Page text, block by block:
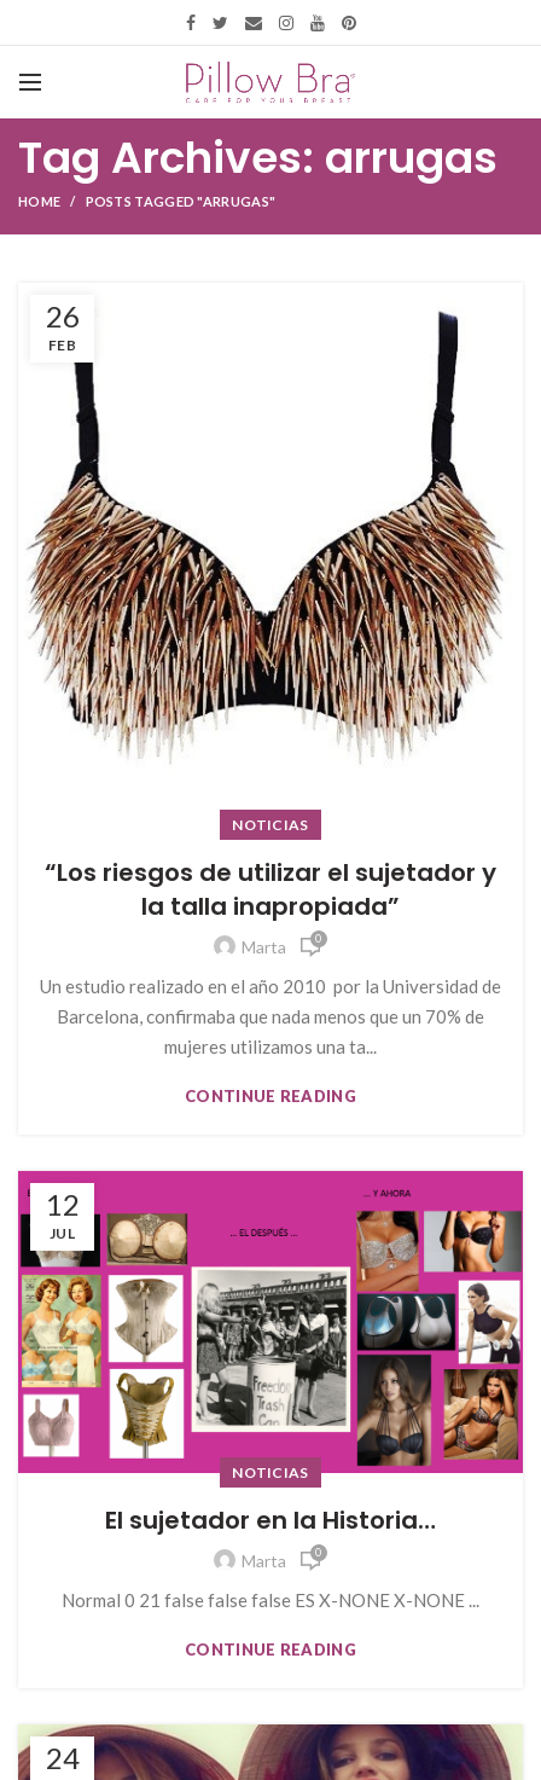
Tag Archives: arrugas
HOME POSTS TAGGED "ARRUGAS"
26
FEB
NOTICIAS
“Los riesgos de utilizar el sujetador y
la talla inapropiada”
Marta 0
Un estudio realizado en el año 2010 por la Universidad de
Barcelona, confirmaba que nada menos que un 70% de
mujeres utilizamos una ta...
CONTINUE READING
12
JUL
NOTICIAS
El sujetador en la Historia…
Marta 0
Normal 0 21 false false false ES X-NONE X-NONE ...
CONTINUE READING
24